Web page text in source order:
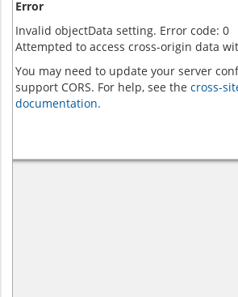
Error
Invalid objectData setting. Error code: 0
Attempted to access cross-origin data
You may need to update your server
support CORS. For help, see the cross-
documentation.